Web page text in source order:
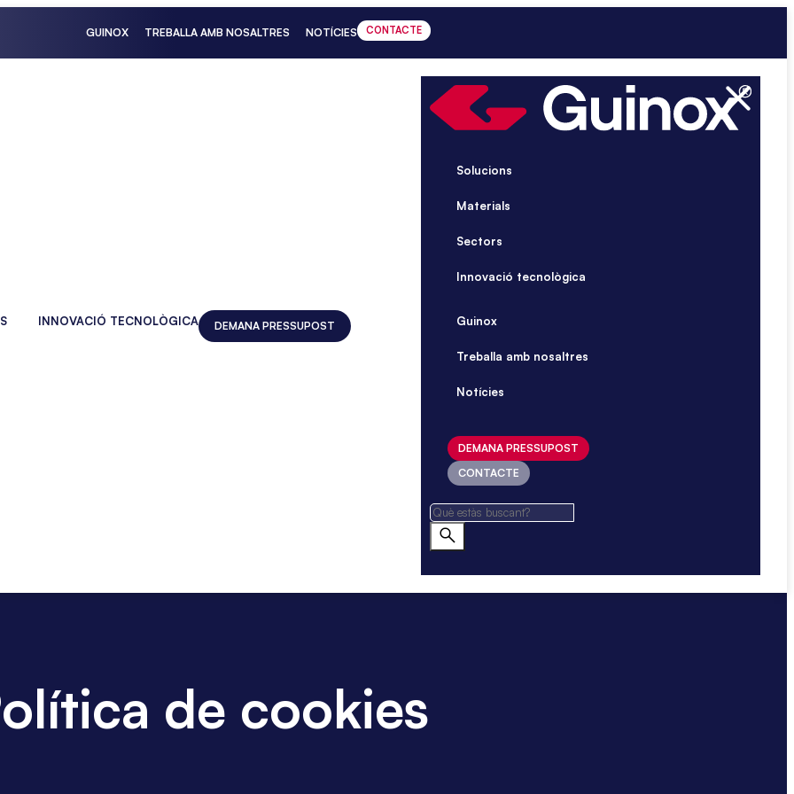
GUINOX TREBALLA AMB NOSALTRES NOTÍCIES CONTACTE
INNOVACIÓ TECNOLÒGICA DEMANA PRESSUPOST
Solucions
Materials
Sectors
Innovació tecnològica
Guinox
Treballa amb nosaltres
Notícies
DEMANA PRESSUPOST
CONTACTE
de cookies